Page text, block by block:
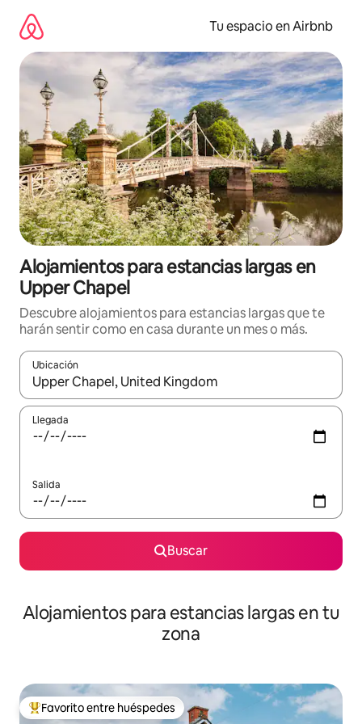
contenido
Tu espacio en Airbnb
Alojamientos para estancias largas en
Upper Chapel
Descubre alojamientos para estancias largas que te
harán sentir como en casa durante un mes o más.
Ubicación
Cuando los resultados estén disponibles, podrás navegar
Llegada
Salida
Buscar
Alojamientos para estancias largas en tu
zona
De los mejores en Favorito entre huéspedes
Favorito entre huéspedes